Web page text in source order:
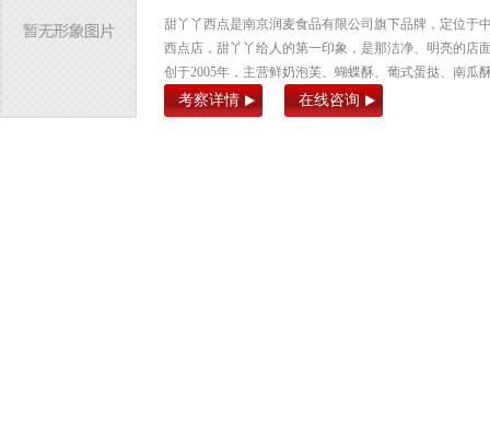
甜丫丫西点是南京润麦食品有限公司旗下品牌，定位于
西点店，甜丫丫给人的第一印象，是那洁净、明亮的店
创于2005年，主营鲜奶泡芙、蝴蝶酥、葡式蛋挞、南瓜
考察详情 在线咨询